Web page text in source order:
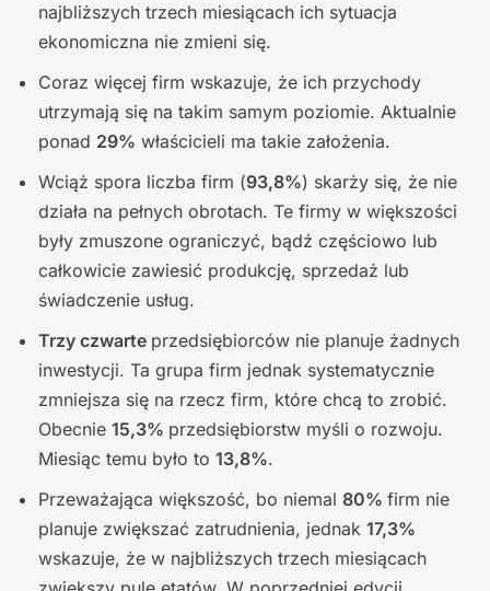
najbliższych trzech miesiącach ich sytuacja
ekonomiczna nie zmieni się.
Coraz więcej firm wskazuje, że ich przychody
utrzymają się na takim samym poziomie. Aktualnie
ponad 29% właścicieli ma takie założenia.
Wciąż spora liczba firm (93,8%) skarży się, że nie
działa na pełnych obrotach. Te firmy w większości
były zmuszone ograniczyć, bądź częściowo lub
całkowicie zawiesić produkcję, sprzedaż lub
świadczenie usług.
Trzy czwarte przedsiębiorców nie planuje żadnych
inwestycji. Ta grupa firm jednak systematycznie
zmniejsza się na rzecz firm, które chcą to zrobić.
Obecnie 15,3% przedsiębiorstw myśli o rozwoju.
Miesiąc temu było to 13,8%.
Przeważająca większość, bo niemal 80% firm nie
planuje zwiększać zatrudnienia, jednak 17,3%
wskazuje, że w najbliższych trzech miesiącach